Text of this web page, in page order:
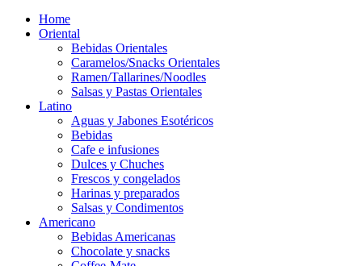
Home
Oriental
Bebidas Orientales
Caramelos/Snacks Orientales
Ramen/Tallarines/Noodles
Salsas y Pastas Orientales
Latino
Aguas y Jabones Esotéricos
Bebidas
Cafe e infusiones
Dulces y Chuches
Frescos y congelados
Harinas y preparados
Salsas y Condimentos
Americano
Bebidas Americanas
Chocolate y snacks